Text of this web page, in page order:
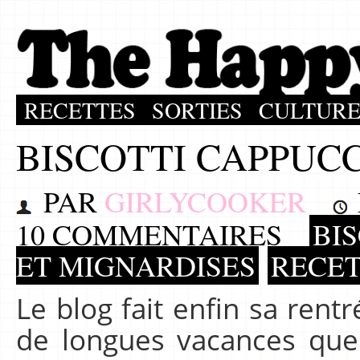
RECETTES SORTIES CULTURE
BISCOTTI
PAR GIRLYCOOKER
10 COMMENTAIRES
ET MIGNARDISES
Le blog fait enfin sa
de longues vacances